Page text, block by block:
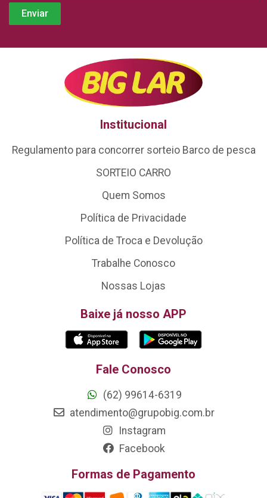
Institucional
Regulamento para concorrer sorteio Barco de pesca
SORTEIO CARRO
Quem Somos
Política de Privacidade
Política de Troca e Devolução
Trabalhe Conosco
Nossas Lojas
Baixe já nosso APP
Fale Conosco
(62) 99614-6319
atendimento@grupobig.com.br
Instagram
Facebook
Formas de Pagamento